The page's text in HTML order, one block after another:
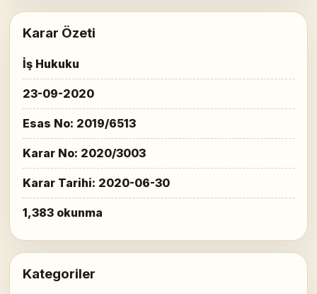
Karar Özeti
İş Hukuku
23-09-2020
Esas No: 2019/6513
Karar No: 2020/3003
Karar Tarihi: 2020-06-30
1,383 okunma
Kategoriler